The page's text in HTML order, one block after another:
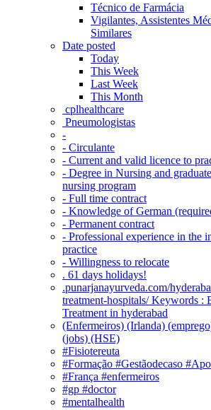
Técnico de Farmácia
Vigilantes, Assistentes
Similares
Date posted
Today
This Week
Last Week
This Month
‎ cplhealthcare‬
Pneumologistas
-
- Circulante
- Current and valid licence to
- Degree in Nursing and
nursing program
- Full time contract
- Knowledge of German
- Permanent contract
- Professional experience in the
practice
- Willingness to relocate
. 61 days holidays!
.punarjanayurveda.com/
treatment-hospitals/ Keywords :
Treatment in hyderabad
(Enfermeiros) (Irlanda)
(jobs) (HSE)
#Fisiotereuta
#Formação #Gestãodecaso
#França #enfermeiros
#gp #doctor
#mentalhealth